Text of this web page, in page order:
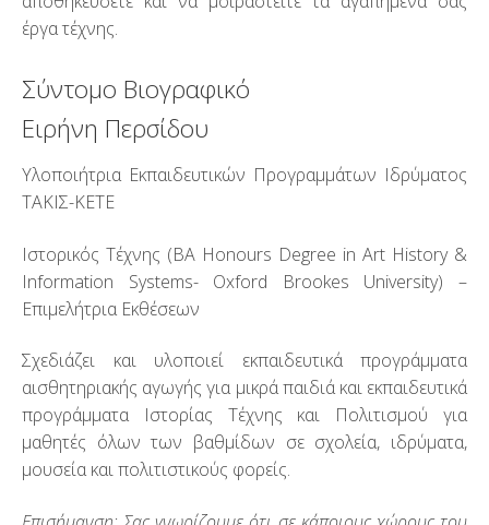
έργα τέχνης.
Σύντομο Βιογραφικό
Ειρήνη Περσίδου
Υλοποιήτρια Εκπαιδευτικών Προγραμμάτων Ιδρύματος
ΤΑΚΙΣ-ΚΕΤΕ
Ιστορικός Τέχνης (BA Honours Degree in Art History &
Information Systems- Oxford Brookes University) –
Επιμελήτρια Εκθέσεων
Σχεδιάζει και υλοποιεί εκπαιδευτικά προγράμματα
αισθητηριακής αγωγής για μικρά παιδιά και εκπαιδευτικά
προγράμματα Ιστορίας Τέχνης και Πολιτισμού για
μαθητές όλων των βαθμίδων σε σχολεία, ιδρύματα,
μουσεία και πολιτιστικούς φορείς.